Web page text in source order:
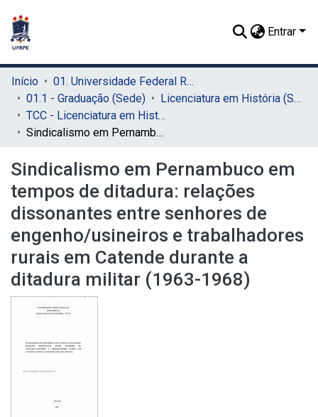
Entrar
Início
01. Universidade Federal Rural de Pernambuco - UFRPE (Sede)
01.1 - Graduação (Sede)
Licenciatura em História (Sede)
TCC - Licenciatura em História (Sede)
Sindicalismo em Pernambuco em tempos de ditadura: relações dissonantes entre senhores de engenho/usineiros e trabalhadores rurais em Catende durante a ditadura militar (1963-1968)
Sindicalismo em Pernambuco em
tempos de ditadura: relações
dissonantes entre senhores de
engenho/usineiros e trabalhadores
rurais em Catende durante a
ditadura militar (1963-1968)